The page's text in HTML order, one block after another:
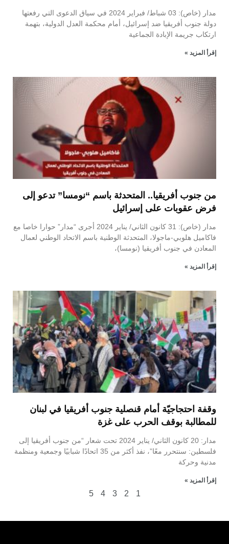
مدار (خاص): 03 شباط/ فبراير 2024 في سياق الدعوى التي رفعتها
دولة جنوب أفريقيا ضد إسرائيل، أمام محكمة العدل الدولية، بتهمة
ارتكاب جريمة الإبادة الجماعية
إقرأ المزيد »
من جنوب أفريقيا.. المتحدثة باسم “نومسا” تدعو إلى
فرض عقوبات على إسرائيل
مدار (خاص): 31 كانون الثاني/ يناير 2024 أجرى “مدار” حوارا خاصا مع
فاكاميل هلوبي-ماجولا، المتحدثة الوطنية باسم الاتحاد الوطني لعمال
المعادن في جنوب أفريقيا (نومسا)،
إقرأ المزيد »
وقفة احتجاجيّة أمام قنصلية جنوب أفريقيا في لبنان
للمطالبة بوقف الحرب على غزة
مدار: 20 كانون الثاني/ يناير 2024 تحت شعار “من جنوب أفريقيا إلى
فلسطين: سنتحرر معًا”، نفذ أكثر من 35 اتحادًا شبابيًا وجمعية ومنظمة
مدنية وحركة
إقرأ المزيد »
1
2
3
4
5